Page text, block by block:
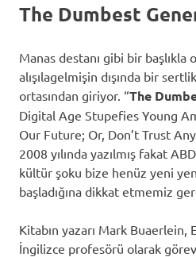
The Dumbest
Manas destanı gibi bir
alışılagelmişin dışında bir
ortasından giriyor. “The
Digital Age Stupefies Young
Our Future; Or, Don’t Trust
2008 yılında yazılmış fakat
kültür şoku bize henüz yeni
başladığına dikkat etmemiz
Kitabın yazarı Mark Buaerlein,
İngilizce profesörü olarak